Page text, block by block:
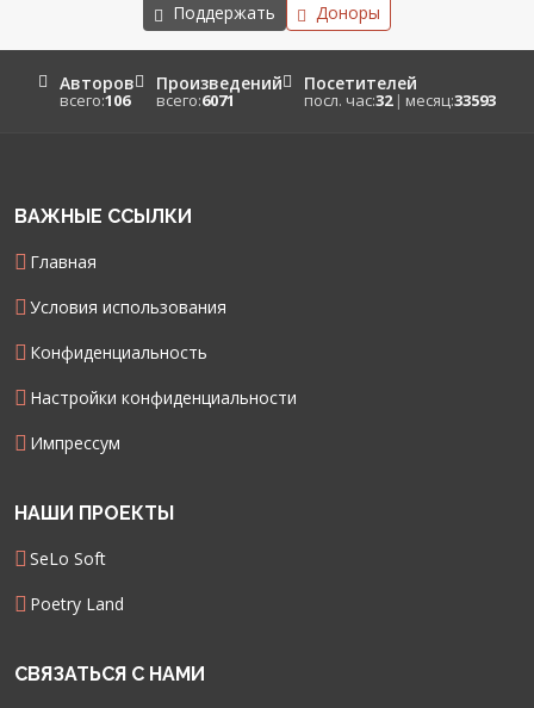
Поддержать Доноры
Авторов
всего:106
Произведений
всего:6071
Посетителей
посл. час:32 | месяц:33593
ВАЖНЫЕ ССЫЛКИ
Главная
Условия использования
Конфиденциальность
Настройки конфиденциальности
Импрессум
НАШИ ПРОЕКТЫ
SeLo Soft
Poetry Land
СВЯЗАТЬСЯ С НАМИ